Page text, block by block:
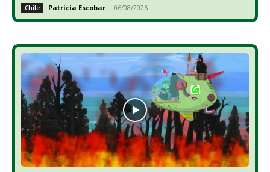
Chile Patricia Escobar - 06/08/2026